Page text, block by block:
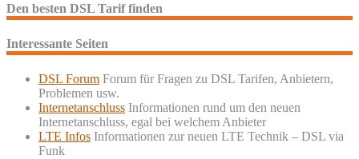
Den besten DSL Tarif finden
Interessante Seiten
DSL Forum Forum für Fragen zu DSL Tarifen, Anbietern,
Problemen usw.
Internetanschluss Informationen rund um den neuen
Internetanschluss, egal bei welchem Anbieter
LTE Infos Informationen zur neuen LTE Technik – DSL via
Funk